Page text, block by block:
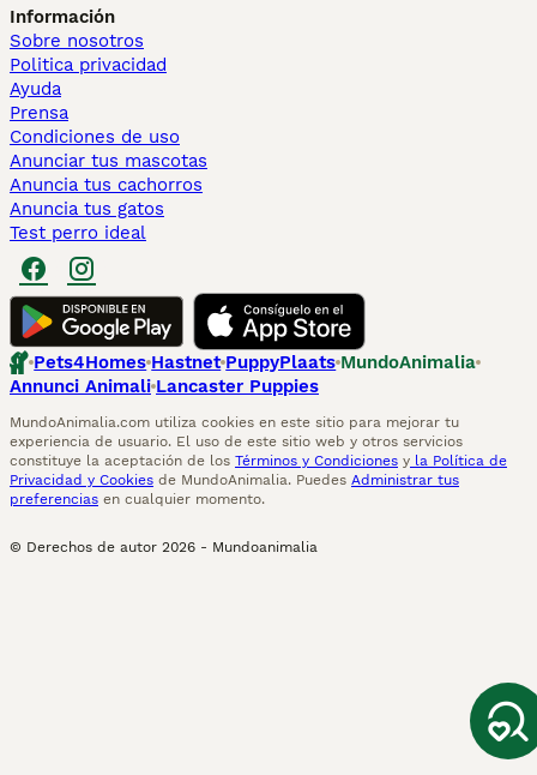
Información
Sobre nosotros
Politica privacidad
Ayuda
Prensa
Condiciones de uso
Anunciar tus mascotas
Anuncia tus cachorros
Anuncia tus gatos
Test perro ideal
Pets4Homes Hastnet PuppyPlaats MundoAnimalia
Annunci Animali Lancaster Puppies
MundoAnimalia.com utiliza cookies en este sitio para mejorar tu
experiencia de usuario. El uso de este sitio web y otros servicios
constituye la aceptación de los Términos y Condiciones y la Política de
Privacidad y Cookies de MundoAnimalia. Puedes Administrar tus
preferencias en cualquier momento.
© Derechos de autor 2026 - Mundoanimalia